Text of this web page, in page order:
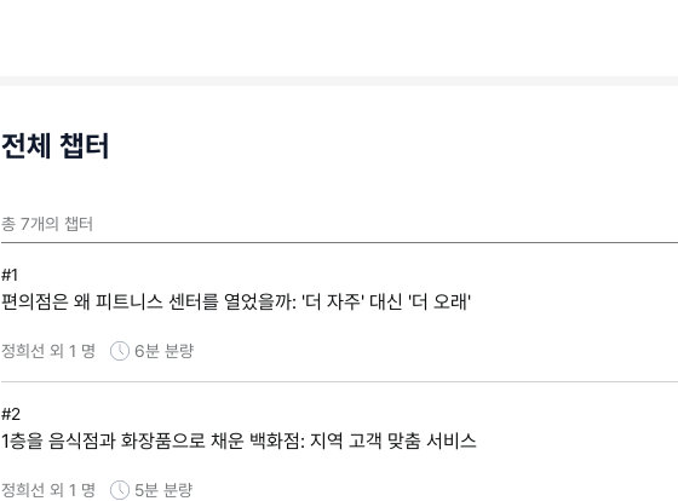
전체 챕터
총 7개의 챕터
#1
편의점은 왜 피트니스 센터를 열었을까: '더 자주' 대신 '더 오래'
정희선 외 1 명 6분 분량
#2
1층을 음식점과 화장품으로 채운 백화점: 지역 고객 맞춤 서비스
정희선 외 1 명 5분 분량